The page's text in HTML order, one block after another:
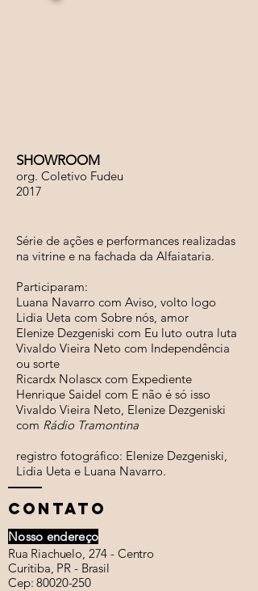
SHOWROOM
org. Coletivo Fudeu
2017
Série de ações e performances realizadas
na vitrine e na fachada da Alfaiataria.
Participaram:
Luana Navarro com Aviso, volto logo
Lidia Ueta com Sobre nós, amor
Elenize Dezgeniski com Eu luto outra luta
Vivaldo Vieira Neto com Independência
ou sorte
Ricardx Nolascx com Expediente
Henrique Saidel com E não é só isso
Vivaldo Vieira Neto, Elenize Dezgeniski
com Rádio Tramontina
registro fotográfico: Elenize Dezgeniski,
Lidia Ueta e Luana Navarro.
CONTATO
Nosso endereço
Rua Riachuelo, 274 - Centro
Curitiba, PR - Brasil
Cep:80020-250